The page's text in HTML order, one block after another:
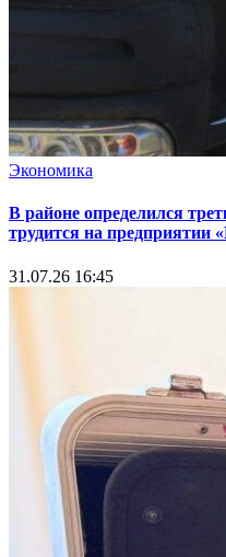
Экономика
В районе определился
трудится на
31.07.26 16:45